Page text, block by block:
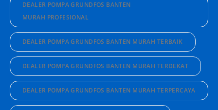
DEALER POMPA GRUNDFOS BANTEN
MURAH PROFESIONAL
DEALER POMPA GRUNDFOS BANTEN MURAH TERBAIK
DEALER POMPA GRUNDFOS BANTEN MURAH TERDEKAT
DEALER POMPA GRUNDFOS BANTEN MURAH TERPERCAYA